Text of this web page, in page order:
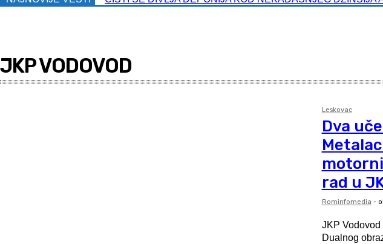
JKP VODOVOD
Leskovac
Dva
rad u
Rominfomedia -
JKP
Dualnog